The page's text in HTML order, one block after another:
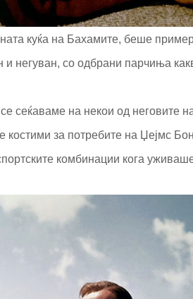
куќа на Бахамите, беше
негуван, со одбрани парчиња
сеќаваме на некои од неговите
костими за потребите на Џејмс
комбинации кога